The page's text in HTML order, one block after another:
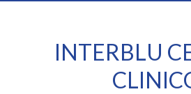
INTERBLU